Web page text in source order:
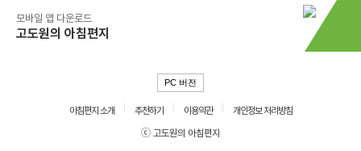
모바일 앱 다운로드
고도원의 아침편지
PC 버전
아침편지 소개 추천하기 이용약관
개인정보 처리방침
ⓒ 고도원의 아침편지